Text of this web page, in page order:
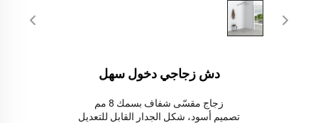
دش زجاجي دخول سهل
زجاج مقسّى شفاف بسمك 8 مم
تصميم أسود، شكل الجدار القابل للتعديل